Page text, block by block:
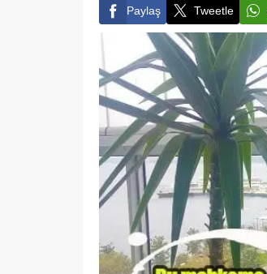
Paylaş Tweetle